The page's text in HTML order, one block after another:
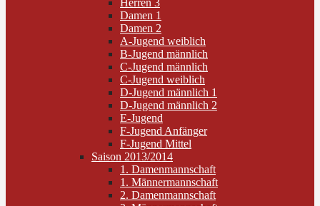
Herren 3
Damen 1
Damen 2
A-Jugend weiblich
B-Jugend männlich
C-Jugend männlich
C-Jugend weiblich
D-Jugend männlich 1
D-Jugend männlich 2
E-Jugend
F-Jugend Anfänger
F-Jugend Mittel
Saison 2013/2014
1. Damenmannschaft
1. Männermannschaft
2. Damenmannschaft